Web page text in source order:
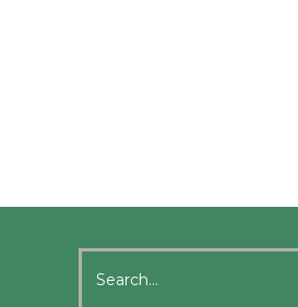
for: